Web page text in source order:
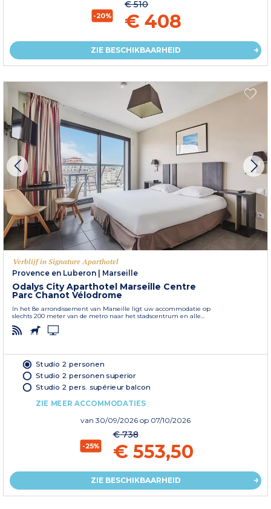
-20%
€ 510
€ 408
ZIE BESCHIKBAARHEID
Verblijf in Signature Aparthotel
Provence en Luberon | Marseille
Odalys City Aparthotel Marseille Centre
Parc Chanot Vélodrome
In het 8e arrondissement van Marseille ligt uw accommodatie op
slechts 200 meter van de metro naar het stadscentrum en alle...
Studio 2 personen
Studio 2 personen superior
Studio 2 pers. supérieur balcon
ZIE MEER ACCOMMODATIES
van 30/09/2026 op 07/10/2026
-25%
€ 738
€ 553,50
ZIE BESCHIKBAARHEID